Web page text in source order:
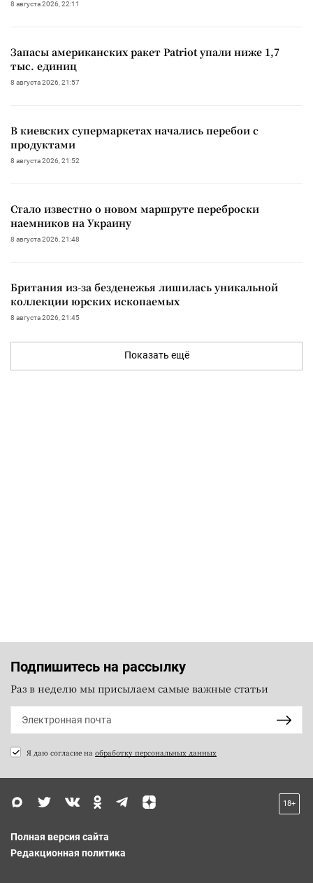
8 августа 2026, 22:11
Запасы американских ракет Patriot упали ниже 1,7
тыс. единиц
8 августа 2026, 21:57
В киевских супермаркетах начались перебои с
продуктами
8 августа 2026, 21:52
Стало известно о новом маршруте переброски
наемников на Украину
8 августа 2026, 21:48
Британия из-за безденежья лишилась уникальной
коллекции юрских ископаемых
8 августа 2026, 21:45
Показать ещё
Подпишитесь на рассылку
Раз в неделю мы присылаем самые важные статьи
Я даю согласие на обработку персональных данных
18+
Полная версия сайта
Редакционная политика